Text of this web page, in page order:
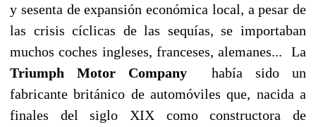
y sesenta de expansión económica local, a pesar de
las crisis cíclicas de las sequías, se importaban
muchos coches ingleses, franceses, alemanes... La
Triumph Motor Companyhabía sido un
fabricante británico de automóviles que, nacida a
finales del siglo XIX como constructora de